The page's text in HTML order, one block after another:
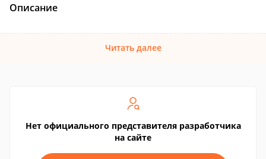
Описание
Читать далее
Нет официального представителя разработчика
на сайте